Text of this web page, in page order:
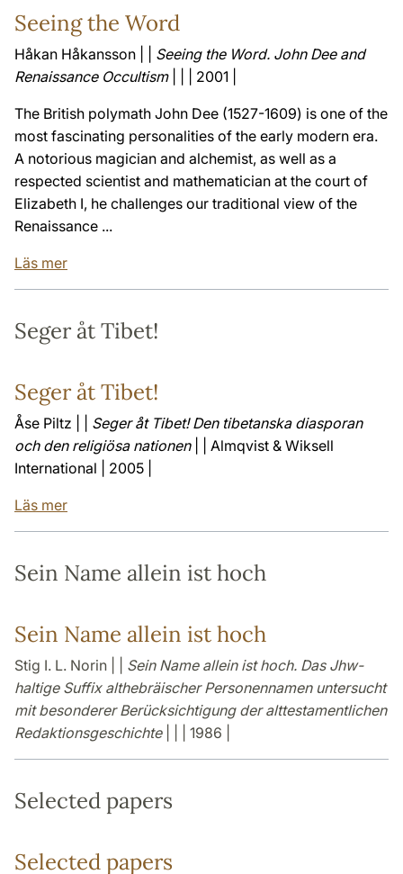
Seeing the Word
Håkan Håkansson | | Seeing the Word. John Dee and
Renaissance Occultism| | | 2001 |
The British polymath John Dee (1527-1609) is one of the
most fascinating personalities of the early modern era.
A notorious magician and alchemist, as well as a
respected scientist and mathematician at the court of
Elizabeth I, he challenges our traditional view of the
Renaissance ...
Läs mer
Seger åt Tibet!
Seger åt Tibet!
Åse Piltz | | Seger åt Tibet! Den tibetanska diasporan
och den religiösa nationen| | Almqvist & Wiksell
International | 2005 |
Läs mer
Sein Name allein ist hoch
Sein Name allein ist hoch
Stig I. L. Norin | | Sein Name allein ist hoch. Das Jhw-
haltige Suffix althebräischer Personennamen untersucht
mit besonderer Berücksichtigung der alttestamentlichen
Redaktionsgeschichte| | | 1986 |
Selected papers
Selected papers